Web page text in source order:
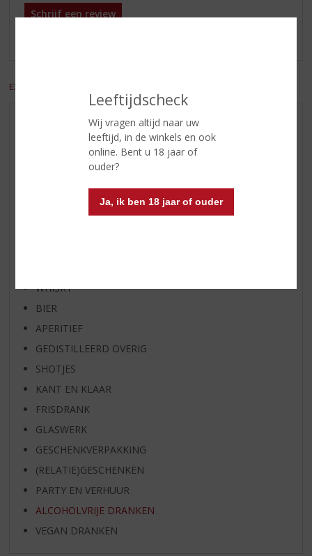
Leeftijdscheck
Wij vragen altijd naar uw
leeftijd, in de winkels en ook
online. Bent u 18 jaar of
ouder?
Ja, ik ben 18 jaar of ouder
Schrijf een review
EXCL. BTW
AANBIEDINGEN
WIJN VAN DE MAAND
WHISKY VAN DE MAAND
RUM VAN DE MAAND
BIER VAN DE MAAND
WHISKY
BIER
APERITIEF
GEDISTILLEERD OVERIG
SHOTJES
KANT EN KLAAR
FRISDRANK
GLASWERK
GESCHENKVERPAKKING
(RELATIE)GESCHENKEN
PARTY EN VERHUUR
ALCOHOLVRIJE DRANKEN
VEGAN DRANKEN